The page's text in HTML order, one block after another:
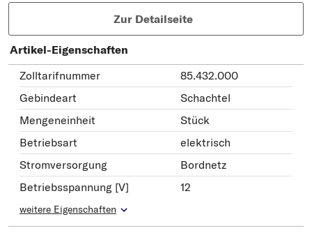
Zur Detailseite
Artikel-Eigenschaften
Zolltarifnummer
85.432.000
Gebindeart
Schachtel
Mengeneinheit
Stück
Betriebsart
elektrisch
Stromversorgung
Bordnetz
Betriebsspannung [V]
12
weitere Eigenschaften